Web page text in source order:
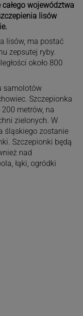
województwa
lisów
lisów, ma postać
zepsutej ryby.
około 800
samolotów
Szczepionka
metrów, na
zielonych. W
śląskiego zostanie
Szczepionki będą
nad
łąki, ogródki